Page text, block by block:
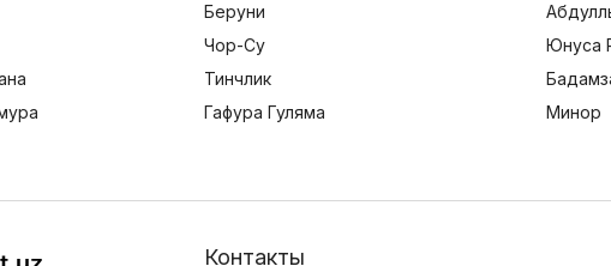
Беруни
Чор-Су
Тинчлик
Гафура Гуляма
Юнуса
Минор
Контакты